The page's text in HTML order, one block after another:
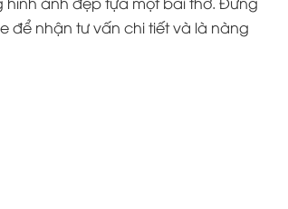
để nhận tư vấn chi tiết và là nàng